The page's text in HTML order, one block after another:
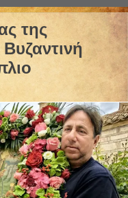
της